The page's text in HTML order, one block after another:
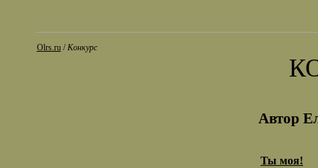
Olrs.ru/Конкурс
Автор
Ты моя!